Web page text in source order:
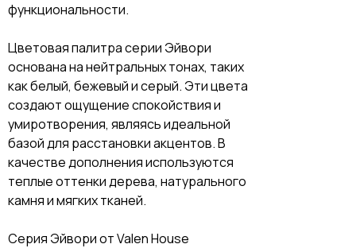
функциональности.
Цветовая палитра серии Эйвори
основана на нейтральных тонах, таких
как белый, бежевый и серый. Эти цвета
создают ощущение спокойствия и
умиротворения, являясь идеальной
базой для расстановки акцентов. В
качестве дополнения используются
теплые оттенки дерева, натурального
камня и мягких тканей.
Серия Эйвори от Valen House